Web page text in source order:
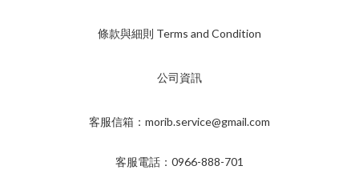
條款與細則 Terms and Condition
公司資訊
客服信箱：morib.service@gmail.com
客服電話：0966-888-701